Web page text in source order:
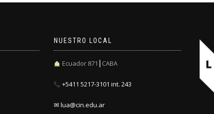
NUESTRO LOCAL
Ecuador 871┃CABA
+5411 5217-3101 int. 243
✉ lua@cin.edu.ar